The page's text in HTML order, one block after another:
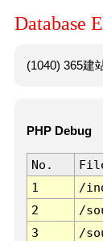
Database
(1040) 365建
PHP Debug
No.
1
/
2
/
3
/